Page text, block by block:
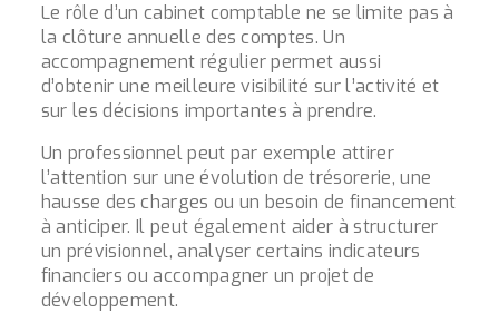
Le rôle d’un cabinet comptable ne se limite pas à
la clôture annuelle des comptes. Un
accompagnement régulier permet aussi
d’obtenir une meilleure visibilité sur l’activité et
sur les décisions importantes à prendre.
Un professionnel peut par exemple attirer
l’attention sur une évolution de trésorerie, une
hausse des charges ou un besoin de financement
à anticiper. Il peut également aider à structurer
un prévisionnel, analyser certains indicateurs
financiers ouaccompagner un projet de
développement.